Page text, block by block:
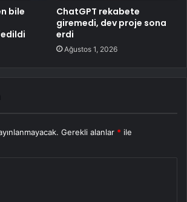
bile
ChatGPT rekabete
giremedi, dev proje sona
erdi
Ağustos 1, 2026
Gerekli alanlar * ile